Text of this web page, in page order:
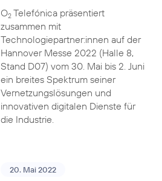
O2Telefónica präsentiert
zusammen mit
Technologiepartner:innen auf der
Hannover Messe 2022 (Halle 8,
Stand D07) vom 30. Mai bis 2. Juni
ein breites Spektrum seiner
Vernetzungslösungen und
innovativen digitalen Dienste für
die Industrie.
20. Mai 2022